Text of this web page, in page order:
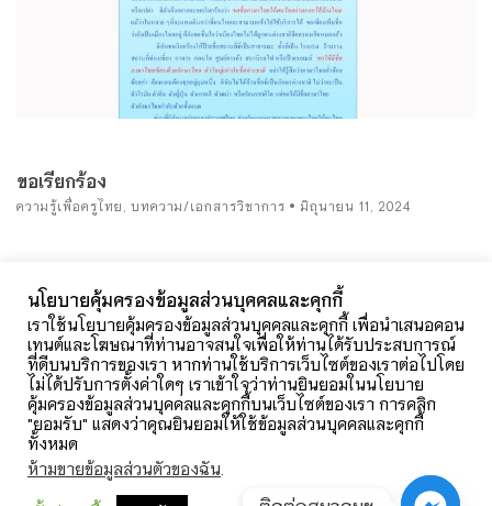
ขอเรียกร้อง
ความรู้เพื่อครูไทย บทความ/เอกสารวิชาการ มิถุนายน 11, 2024
อ่านเพิ่มเติม
นโยบายคุ้มครองข้อมูลส่วนบุคคลและคุกกี้
เราใช้นโยบายคุ้มครองข้อมูลส่วนบุคคลและคุกกี้ เพื่อนำเสนอคอน
เทนต์และโฆษณาที่ท่านอาจสนใจเพื่อให้ท่านได้รับประสบการณ์
ที่ดีบนบริการของเรา หากท่านใช้บริการเว็บไซต์ของเราต่อไปโดย
ไม่ได้ปรับการตั้งค่าใดๆ เราเข้าใจว่าท่านยินยอมในนโยบาย
คุ้มครองข้อมูลส่วนบุคคลและคุกกี้บนเว็บไซต์ของเรา การคลิก
"ยอมรับ" แสดงว่าคุณยินยอมให้ใช้ข้อมูลส่วนบุคคลและคุกกี้
ทั้งหมด
ห้ามขายข้อมูลส่วนตัวของฉัน